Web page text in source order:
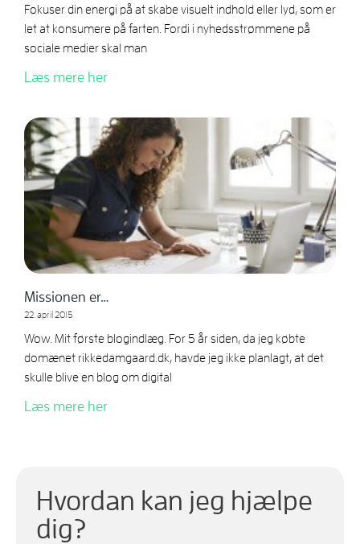
Fokuser din energi på at skabe visuelt indhold eller lyd, som er
let at konsumere på farten. Fordi i nyhedsstrømmene på
sociale medier skal man
Læs mere her
Missionen er…
22. april 2015
Wow. Mit første blogindlæg. For 5 år siden, da jeg købte
domænet rikkedamgaard.dk, havde jeg ikke planlagt, at det
skulle blive en blog om digital
Læs mere her
Hvordan kan jeg hjælpe
dig?